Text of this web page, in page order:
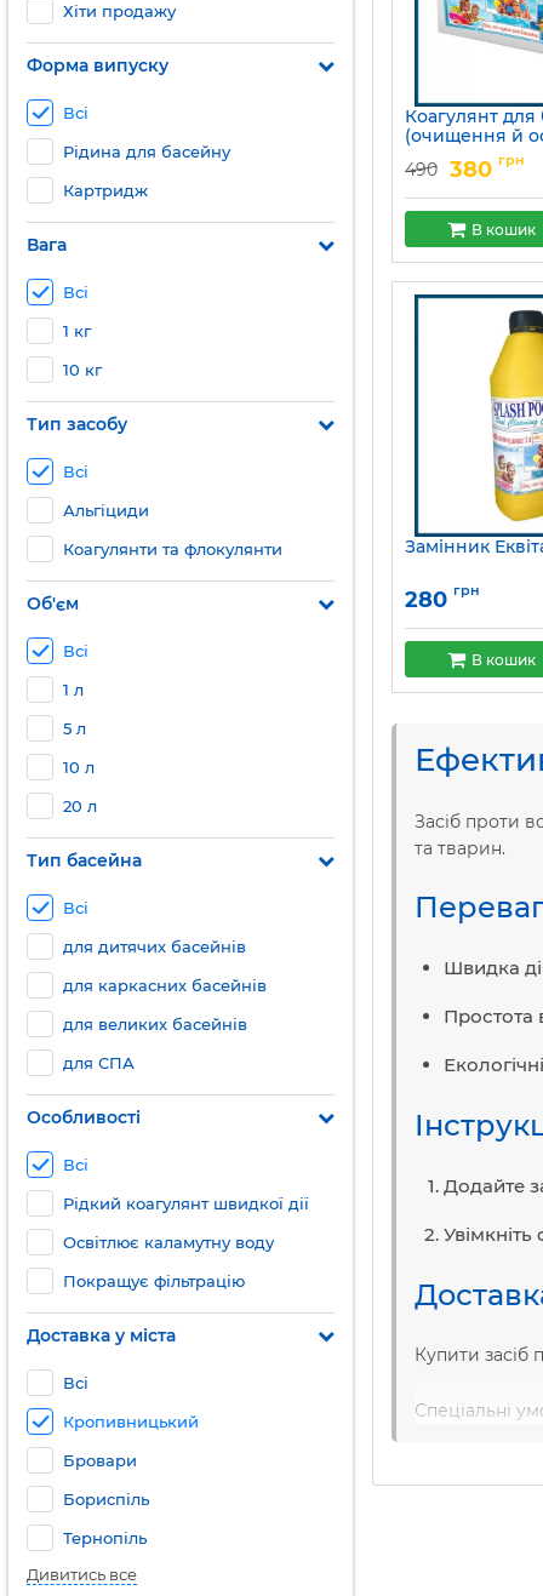
Хіти продажу
Форма випуску
Всі
Рідина для басейну
Картридж
Вага
Всі
1 кг
10 кг
Тип засобу
Всі
Альгіциди
Коагулянти та флокулянти
Об'єм
Всі
1 л
5 л
10 л
20 л
Тип басейна
Всі
для дитячих басейнів
для каркасних басейнів
для великих басейнів
для СПА
Особливості
Всі
Рідкий коагулянт швидкої дії
Освітлює каламутну воду
Покращує фільтрацію
Доставка у міста
Всі
Кропивницький
Бровари
Бориспіль
Тернопіль
Дивитись все
Коагулянт для
(очищення й
каламутної
Артикул: 15049705
490 380 грн
В кошик
Замінник
280 грн
В кошик
Засіб проти
та тварин.
Швидка
Простота
Додайте
Купити
Спеціальні